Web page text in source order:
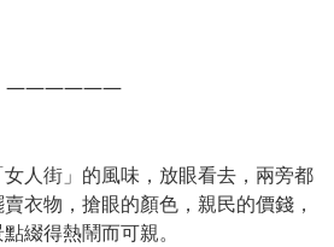
——————
人街」的風味，放眼看去，兩旁都
衣物，搶眼的顏色，親民的價錢，
綴得熱鬧而可親。